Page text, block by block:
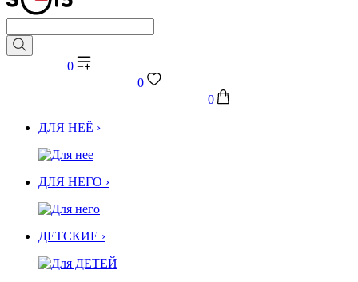
0
0
0
ДЛЯ НЕЁ ›
ДЛЯ НЕГО ›
ДЕТСКИЕ ›